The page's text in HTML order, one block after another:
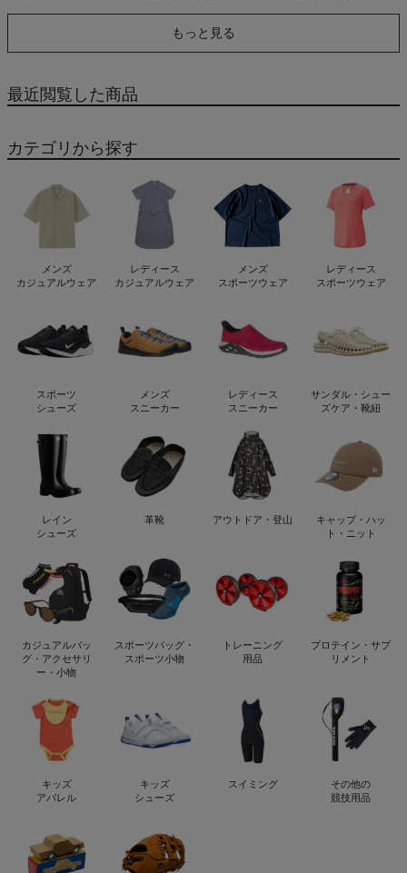
防汚性能 CHUMS
Shoulder Bag Sweat
Nylon 2way
もっと見る
最近閲覧した商品
カテゴリから探す
メンズ
カジュアルウェア
レディース
カジュアルウェア
メンズ
スポーツウェア
レディース
スポーツウェア
スポーツ
シューズ
メンズ
スニーカー
レディース
スニーカー
サンダル・シュー
ズケア・靴紐
レイン
シューズ
革靴 アウトドア・登山
キャップ・ハッ
ト・ニット
カジュアルバッ
グ・アクセサリ
ー・小物
スポーツバッグ・
スポーツ小物
トレーニング
用品
プロテイン・サプ
リメント
キッズ
アパレル
キッズ
シューズ
スイミング
その他の
競技用品